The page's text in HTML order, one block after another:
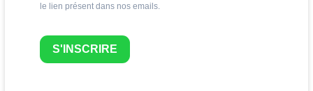
le lien présent dans nos emails.
S'INSCRIRE